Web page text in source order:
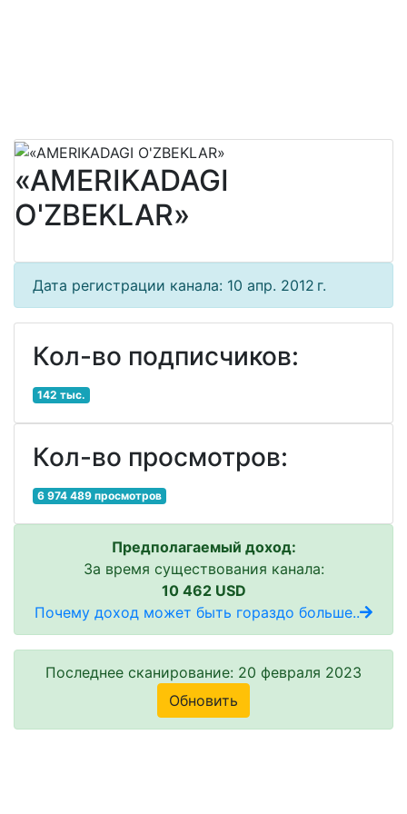
«AMERIKADAGI
O'ZBEKLAR»
Дата регистрации канала: 10 апр. 2012 г.
Кол-во подписчиков:
142 тыс.
Кол-во просмотров:
6 974 489 просмотров
Предполагаемый доход:
За время существования канала:
10 462 USD
Почему доход может быть гораздо больше..
Последнее сканирование: 20 февраля 2023
Обновить